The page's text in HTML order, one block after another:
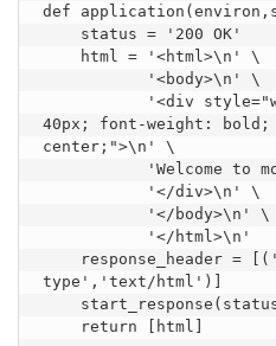
def
40px; font-weight:
center;">\n' \
type','text/html')]